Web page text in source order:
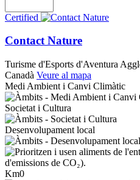
Certified
Contact Nature
Turisme d'Esports d'Aventura
Canadà Veure al mapa
Medi Ambient i Canvi Climàtic
Societat i Cultura
Desenvolupament local
Km0